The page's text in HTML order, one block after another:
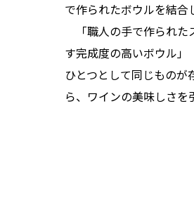
で作られたボウルを結合
「職人の手で作られた
す完成度の高いボウル」
ひとつとして同じもの
ら、ワインの美味しさ